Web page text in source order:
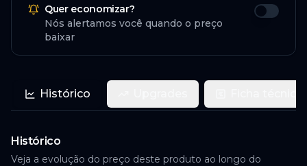
Quer economizar?
Nós alertamos você quando o preço
baixar
Histórico
Histórico
Veja a evolução do preço deste produto ao longo do